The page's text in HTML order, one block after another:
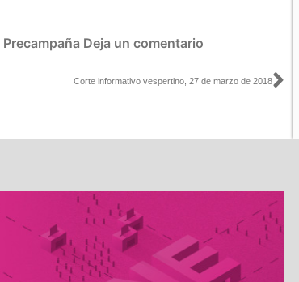
Precampaña Deja un comentario
Corte informativo vespertino, 27 de marzo de 2018